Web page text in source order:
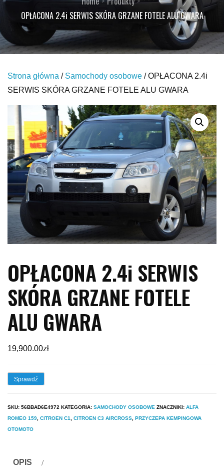
OPŁACONA 2.4i SERWIS SKÓRA GRZANE FOTELE ALU GWARA
Strona główna / Samochody osobowe / OPŁACONA 2.4i
SERWIS SKÓRA GRZANE FOTELE ALU GWARA
OPŁACONA 2.4i SERWIS
SKÓRA GRZANE FOTELE
ALU GWARA
19,900.00zł
Sprawdź
SKU: 56BBAD6E4972 KATEGORIA: SAMOCHODY OSOBOWE ZNACZNIKI: ALFA
ROMEO 159 CITROEN C1 CITROEN C3 AIRCROSS PRZYCZEPA KEMPINGOWA
OTOMOTO
OPIS